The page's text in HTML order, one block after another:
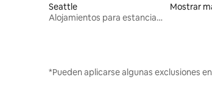
Seattle
Alojamientos para estancias largas
Mostrar
*Pueden aplicarse algunas exclusiones